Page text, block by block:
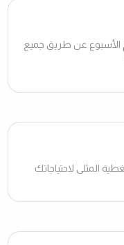
الأسبوع عن طريق جميع
المثلى لاحتياجاتك